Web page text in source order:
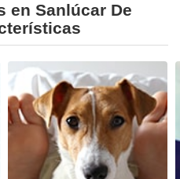
en Sanlúcar De